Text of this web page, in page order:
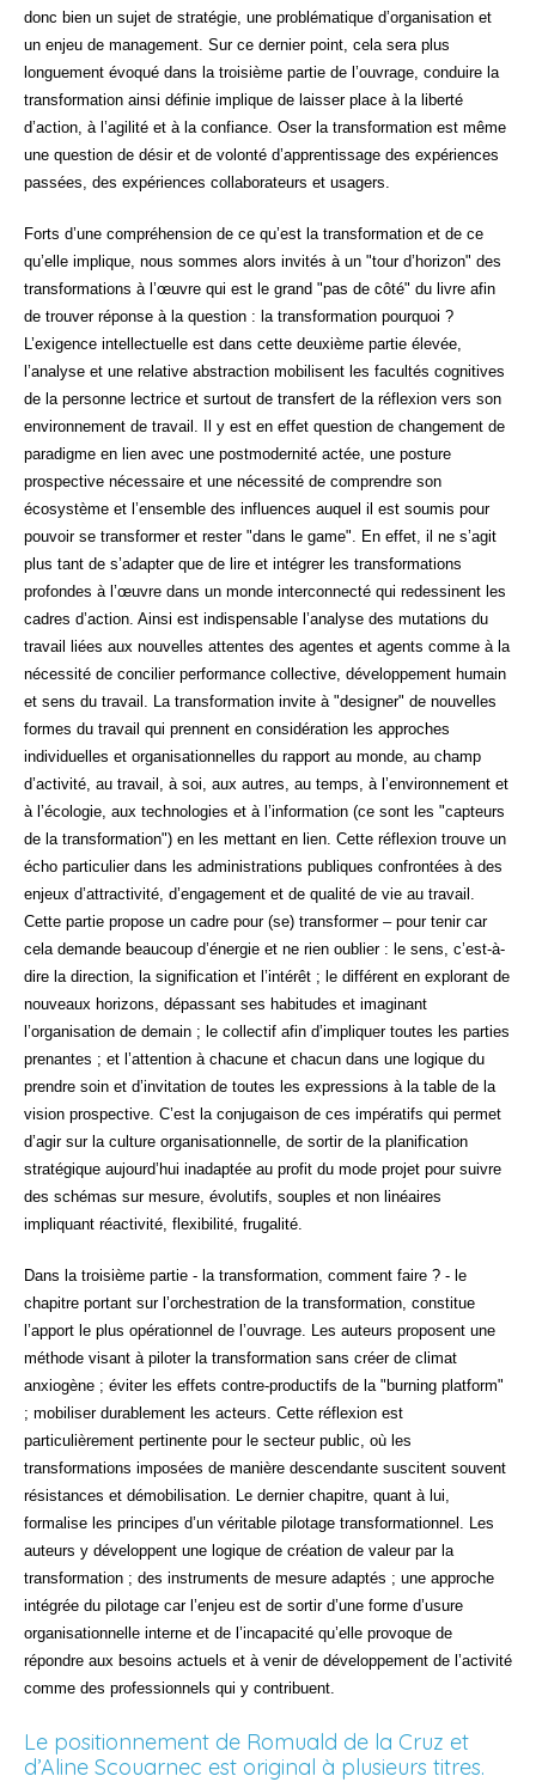
donc bien un sujet de stratégie, une problématique d’organisation et
un enjeu de management. Sur ce dernier point, cela sera plus
longuement évoqué dans la troisième partie de l’ouvrage, conduire la
transformation ainsi définie implique de laisser place à la liberté
d’action, à l’agilité et à la confiance. Oser la transformation est même
une question de désir et de volonté d’apprentissage des expériences
passées, des expériences collaborateurs et usagers.
Forts d’une compréhension de ce qu’est la transformation et de ce
qu’elle implique, nous sommes alors invités à un "tour d’horizon" des
transformations à l’œuvre qui est le grand "pas de côté" du livre afin
de trouver réponse à la question : la transformation pourquoi ?
L’exigence intellectuelle est dans cette deuxième partie élevée,
l’analyse et une relative abstraction mobilisent les facultés cognitives
de la personne lectrice et surtout de transfert de la réflexion vers son
environnement de travail. Il y est en effet question de changement de
paradigme en lien avec une postmodernité actée, une posture
prospective nécessaire et une nécessité de comprendre son
écosystème et l’ensemble des influences auquel il est soumis pour
pouvoir se transformer et rester "dans le game". En effet, il ne s’agit
plus tant de s’adapter que de lire et intégrer les transformations
profondes à l’œuvre dans un monde interconnecté qui redessinent les
cadres d’action. Ainsi est indispensable l’analyse des mutations du
travail liées aux nouvelles attentes des agentes et agents comme à la
nécessité de concilier performance collective, développement humain
et sens du travail. La transformation invite à "designer" de nouvelles
formes du travail qui prennent en considération les approches
individuelles et organisationnelles du rapport au monde, au champ
d’activité, au travail, à soi, aux autres, au temps, à l’environnement et
à l’écologie, aux technologies et à l’information (ce sont les "capteurs
de la transformation") en les mettant en lien. Cette réflexion trouve un
écho particulier dans les administrations publiques confrontées à des
enjeux d’attractivité, d’engagement et de qualité de vie au travail.
Cette partie propose un cadre pour (se) transformer – pour tenir car
cela demande beaucoup d’énergie et ne rien oublier : le sens, c’est-à-
dire la direction, la signification et l’intérêt ; le différent en explorant de
nouveaux horizons, dépassant ses habitudes et imaginant
l’organisation de demain ; le collectif afin d’impliquer toutes les parties
prenantes ; et l’attention à chacune et chacun dans une logique du
prendre soin et d’invitation de toutes les expressions à la table de la
vision prospective. C’est la conjugaison de ces impératifs qui permet
d’agir sur la culture organisationnelle, de sortir de la planification
stratégique aujourd’hui inadaptée au profit du mode projet pour suivre
des schémas sur mesure, évolutifs, souples et non linéaires
impliquant réactivité, flexibilité, frugalité.
Dans la troisième partie - la transformation, comment faire ? - le
chapitre portant sur l’orchestration de la transformation, constitue
l’apport le plus opérationnel de l’ouvrage. Les auteurs proposent une
méthode visant à piloter la transformation sans créer de climat
anxiogène ; éviter les effets contre-productifs de la "burning platform"
; mobiliser durablement les acteurs. Cette réflexion est
particulièrement pertinente pour le secteur public, où les
transformations imposées de manière descendante suscitent souvent
résistances et démobilisation. Le dernier chapitre, quant à lui,
formalise les principes d’un véritable pilotage transformationnel. Les
auteurs y développent une logique de création de valeur par la
transformation ; des instruments de mesure adaptés ; une approche
intégrée du pilotage car l’enjeu est de sortir d’une forme d’usure
organisationnelle interne et de l’incapacité qu’elle provoque de
répondre aux besoins actuels et à venir de développement de l’activité
comme des professionnels qui y contribuent.
Le positionnement de Romuald de la Cruz et
d’Aline Scouarnec est original à plusieurs titres.